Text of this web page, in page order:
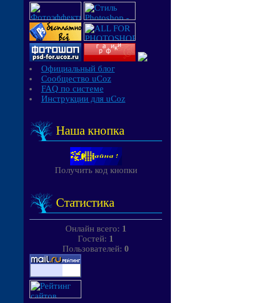
Официальный блог
Сообщество uCoz
FAQ по системе
Инструкции для uCoz
Наша кнопка
Получить код кнопки
Статистика
Онлайн всего: 1
Гостей: 1
Пользователей: 0